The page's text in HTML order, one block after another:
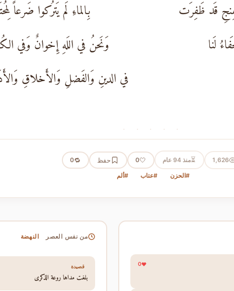
قَد ظَفِرَت
بِالماءِ لَم يَترُكوا ضَرعاً
لَنا
وَنَحنُ في اللَهِ إِخوانٌ وَفي
في الدينِ وَالفَضلِ وَالأَخلاقِ
· · · · ·
1,626
⏳منذ 94 عام 🤍
0 حفظ 🔁
0
#الحزن #عتاب #ألم
0
من نفس العصر النهضة
قصيدة
بلغت مداها روعة الذكرى